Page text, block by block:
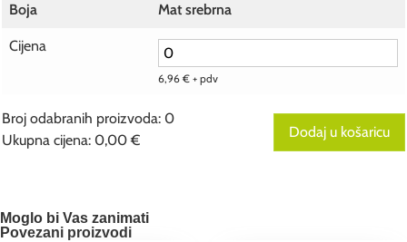
Boja Mat srebrna
Cijena
6,96 € + pdv
Broj odabranih proizvoda: 0
Ukupna cijena: 0,00 €
Your
total
Dodaj u košaricu
Moglo bi Vas zanimati
Povezani proizvodi